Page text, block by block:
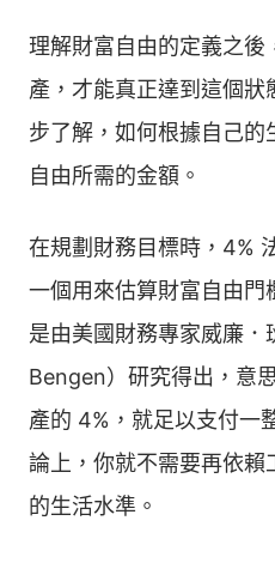
理解財富自由的定義之後
產，才能真正達到這個
步了解，如何根據自己
自由所需的金額。
在規劃財務目標時，4%
一個用來估算財富自由門
是由美國財務專家威廉．
Bengen）研究得出，意
產的 4%，就足以支付一
論上，你就不需要再依賴
的生活水準。